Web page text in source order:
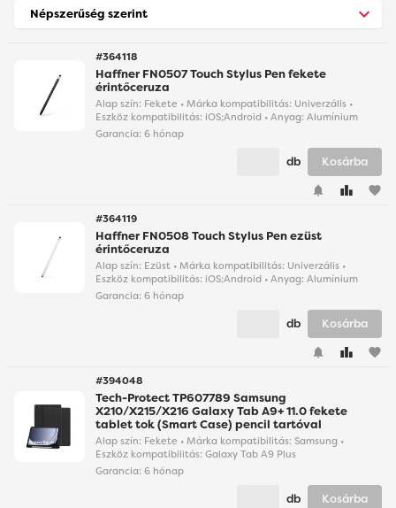
#364118
Haffner FN0507 Touch Stylus Pen fekete
érintőceruza
Alap szín: Fekete • Márka kompatibilitás: Univerzális •
Eszköz kompatibilitás: iOS;Android • Anyag: Alumínium
Garancia: 6 hónap
favorite
db Kosárba
#364119
Haffner FN0508 Touch Stylus Pen ezüst
érintőceruza
Alap szín: Ezüst • Márka kompatibilitás: Univerzális •
Eszköz kompatibilitás: iOS;Android • Anyag: Alumínium
Garancia: 6 hónap
favorite
db Kosárba
#394048
Tech-Protect TP607789 Samsung
X210/X215/X216 Galaxy Tab A9+ 11.0 fekete
tablet tok (Smart Case) pencil tartóval
Alap szín: Fekete • Márka kompatibilitás: Samsung •
Eszköz kompatibilitás: Galaxy Tab A9 Plus
Garancia: 6 hónap
db Kosárba